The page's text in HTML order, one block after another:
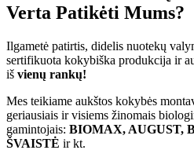
Verta Patikėti Mums?
Ilgametė patirtis, didelis nuotekų
sertifikuota kokybiška produkcija ir
iš vienų rankų!
Mes teikiame aukštos kokybės
geriausiais ir visiems žinomais
gamintojais: BIOMAX, AUGUST,
ŠVAISTĖ ir kt.